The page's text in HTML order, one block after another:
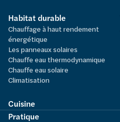
Habitat durable
Chauffage à haut rendement
énergétique
Les panneaux solaires
Chauffe eau thermodynamique
Chauffe eau solaire
Climatisation
Cuisine
Pratique